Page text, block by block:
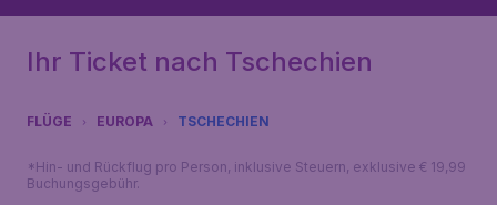
Ihr Ticket nach Tschechien
FLÜGE EUROPA TSCHECHIEN
*Hin- und Rückflug pro Person, inklusive Steuern, exklusive € 19,99
Buchungsgebühr.